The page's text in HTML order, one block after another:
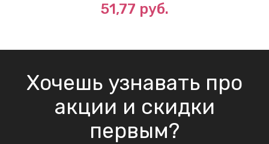
51,77 руб.
Хочешь узнавать про
акции и скидки
первым?